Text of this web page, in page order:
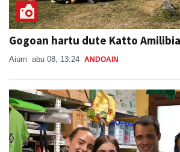
Gogoan hartu dute Katto
Aiurri abu 08, 13:24 ANDOAIN